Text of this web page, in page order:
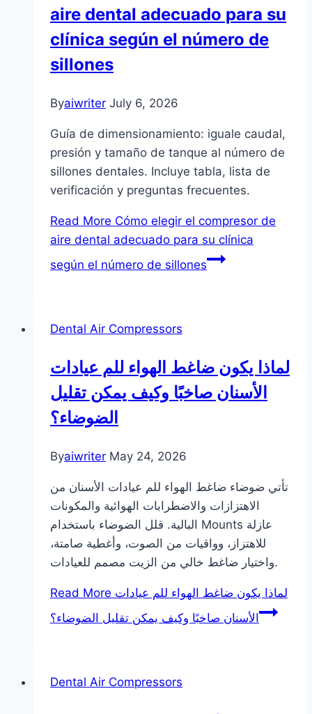
aire dental adecuado para su
clínica según el número de
sillones
Byaiwriter July 6, 2026
Guía de dimensionamiento: iguale caudal,
presión y tamaño de tanque al número de
sillones dentales. Incluye tabla, lista de
verificación y preguntas frecuentes.
Read More Cómo elegir el compresor de
aire dental adecuado para su clínica
según el número de sillones
Dental Air Compressors
لماذا يكون ضاغط الهواء للم عيادات
الأسنان صاخبًا وكيف يمكن تقليل
الضوضاء؟
Byaiwriter May 24, 2026
تأتي ضوضاء ضاغط الهواء للم عيادات الأسنان من
الاهتزازات والاضطرابات الهوائية والمكونات
البالية. قلل الضوضاء باستخدام Mounts عازلة
للاهتزاز، وواقيات من الصوت، وأغطية صامتة،
واختيار ضاغط خالي من الزيت مصمم للعيادات.
Read More
الأسنان صاخبًا وكيف يمكن تقليل الضوضاء؟
Dental Air Compressors